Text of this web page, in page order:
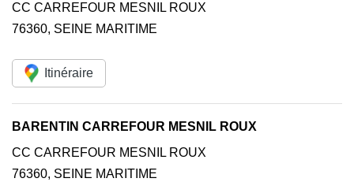
CC CARREFOUR MESNIL ROUX
76360, SEINE MARITIME
Itinéraire
BARENTIN CARREFOUR MESNIL ROUX
CC CARREFOUR MESNIL ROUX
76360, SEINE MARITIME